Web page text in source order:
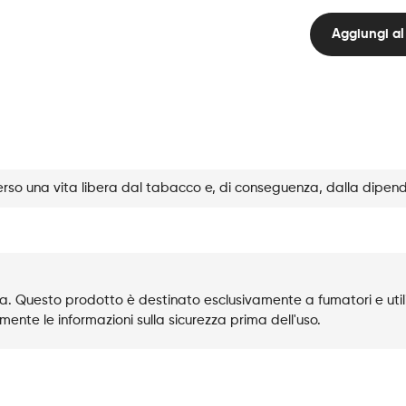
Line
Kit
Solo
Aggiungi
una vita libera dal tabacco e, di conseguenza, dalla
Questo prodotto è destinato esclusivamente a fumatori e
le informazioni sulla sicurezza prima dell'uso.